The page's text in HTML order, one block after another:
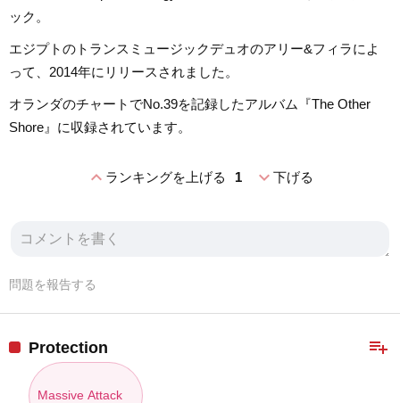
ック。
エジプトのトランスミュージックデュオのアリー&フィラによ
って、2014年にリリースされました。
オランダのチャートでNo.39を記録したアルバム『The Other
Shore』に収録されています。
expand_lessランキングを上げる 1 expand_more下げる
問題を報告する
playlist_add
Protection
Massive Attack